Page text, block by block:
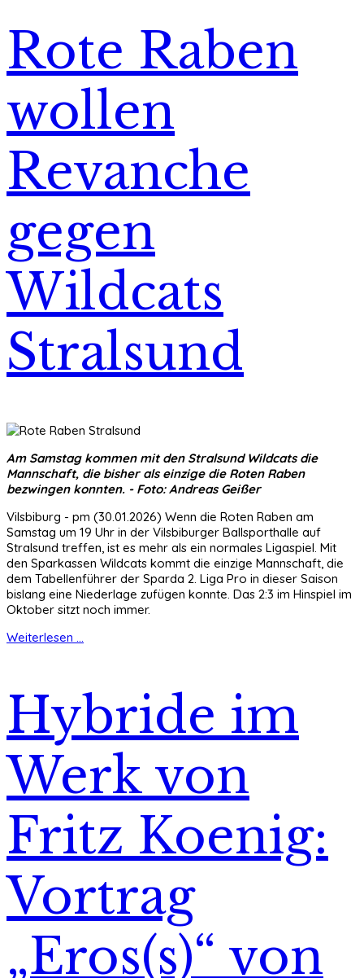
Rote Raben
wollen
Revanche
gegen
Wildcats
Stralsund
Am Samstag kommen mit den Stralsund Wildcats die
Mannschaft, die bisher als einzige die Roten Raben
bezwingen konnten. - Foto: Andreas Geißer
Vilsbiburg - pm (30.01.2026) Wenn die Roten Raben am
Samstag um 19 Uhr in der Vilsbiburger Ballsporthalle auf
Stralsund treffen, ist es mehr als ein normales Ligaspiel. Mit
den Sparkassen Wildcats kommt die einzige Mannschaft, die
dem Tabellenführer der Sparda 2. Liga Pro in dieser Saison
bislang eine Niederlage zufügen konnte. Das 2:3 im Hinspiel im
Oktober sitzt noch immer.
Weiterlesen ...
Hybride im
Werk von
Fritz Koenig:
Vortrag
„Eros(s)“ von